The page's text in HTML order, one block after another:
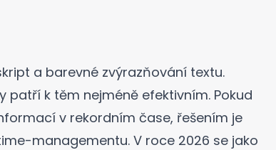
a barevné zvýrazňování textu.
patří k těm nejméně efektivním. Pokud
v rekordním čase, řešením je
managementu. V roce 2026 se jako